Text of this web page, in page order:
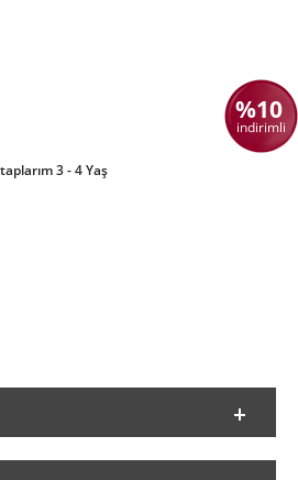
%10
indirimli
3 - 4 Yaş